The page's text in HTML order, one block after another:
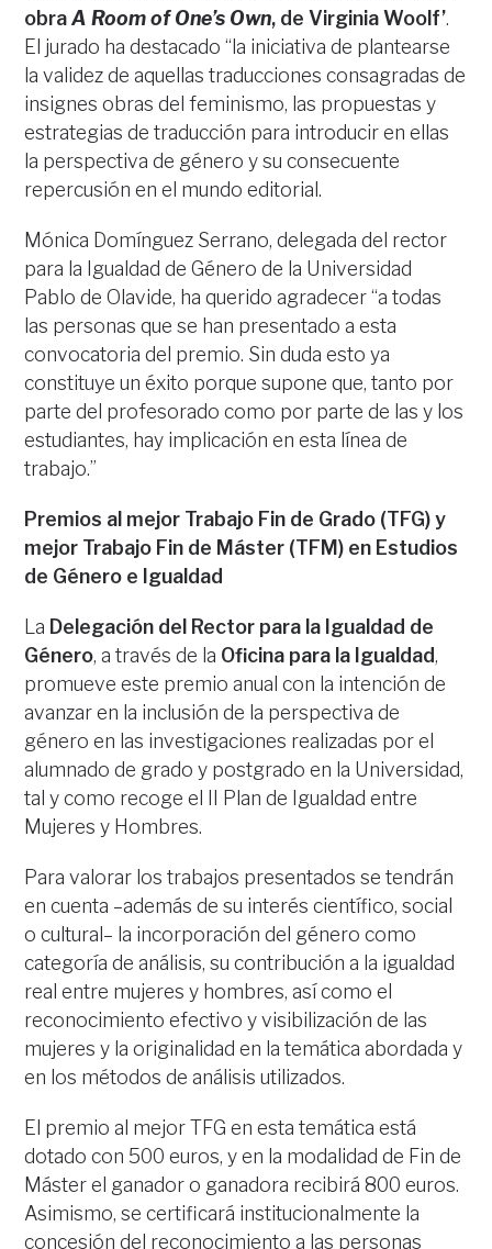
obraA Room of One’s Own, de Virginia Woolf’.
El jurado ha destacado “la iniciativa de plantearse
la validez de aquellas traducciones consagradas de
insignes obras del feminismo, las propuestas y
estrategias de traducción para introducir en ellas
la perspectiva de género y su consecuente
repercusión en el mundo editorial.
Mónica Domínguez Serrano, delegada del rector
para la Igualdad de Género de la Universidad
Pablo de Olavide, ha querido agradecer “a todas
las personas que se han presentado a esta
convocatoria del premio. Sin duda esto ya
constituye un éxito porque supone que, tanto por
parte del profesorado como por parte de las y los
estudiantes, hay implicación en esta línea de
trabajo.”
Premios al mejor Trabajo Fin de Grado (TFG) y
mejor Trabajo Fin de Máster (TFM) en Estudios
de Género e Igualdad
La Delegación del Rector para la Igualdad de
Género, a través de la Oficina para la Igualdad,
promueve este premio anual con la intención de
avanzar en la inclusión de la perspectiva de
género en las investigaciones realizadas por el
alumnado de grado y postgrado en la Universidad,
tal y como recoge el II Plan de Igualdad entre
Mujeres y Hombres.
Para valorar los trabajos presentados se tendrán
en cuenta –además de su interés científico, social
o cultural– la incorporación del género como
categoría de análisis, su contribución a la igualdad
real entre mujeres y hombres, así como el
reconocimiento efectivo y visibilización de las
mujeres y la originalidad en la temática abordada y
en los métodos de análisis utilizados.
El premio al mejor TFG en esta temática está
dotado con 500 euros, y en la modalidad de Fin de
Máster el ganador o ganadora recibirá 800 euros.
Asimismo, se certificará institucionalmente la
concesión del reconocimiento a las personas